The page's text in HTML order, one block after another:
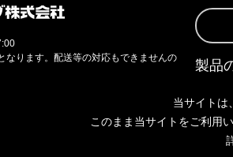
製品
きまし
以下よ
なります。配送等の対応もできませんの
当サイトは
このまま当サイトをご利用